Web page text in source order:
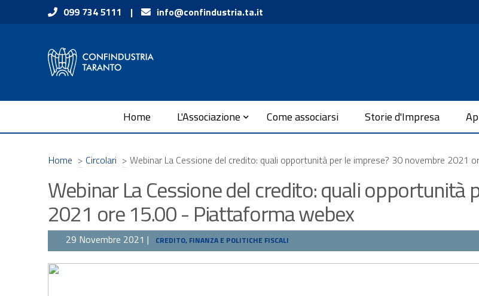
Vai ai contenuti099 734 5111 | info@confindustria.ta.it
Home L'Associazione Come associarsi Storie d'Impresa
Home > Circolari > Webinar La Cessione del credito: quali opportunità per le imprese? 30 novembre 2021
Webinar La Cessione del credito: quali opportunità
2021 ore 15.00 - Piattaforma webex
29 Novembre 2021 | CREDITO, FINANZA E POLITICHE FISCALI